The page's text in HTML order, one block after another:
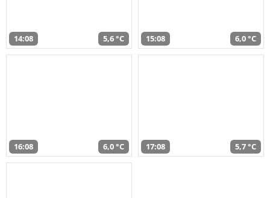
14:08 5,6 °C 15:08 6,0 °C
16:08 6,0 °C 17:08 5,7 °C